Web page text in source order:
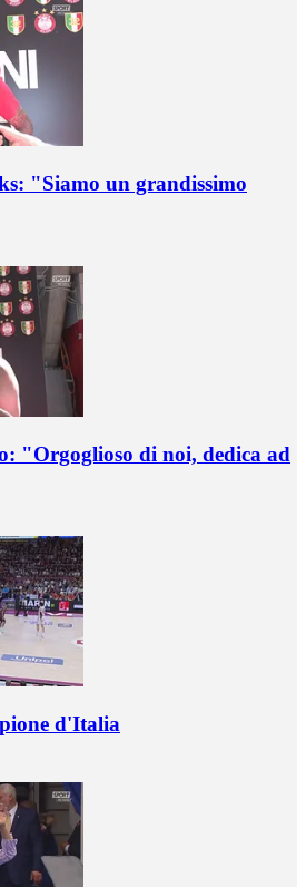
"Siamo un grandissimo
"Orgoglioso di noi, dedica ad
d'Italia